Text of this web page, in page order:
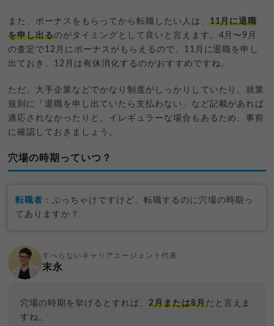
また、ボーナスをもらってから転職したい人は、 11月に退職
を申し出るのがタイミングとして良いと言えます。4月〜9月
の査定で12月にボーナスがもらえるので、11月に退職を申し
出ておき、12月は有休消化するのがおすすめですね。
ただ、大手企業などでかなり制度がしっかりしていたり、就業
規則に「退職を申し出ていたら支払わない」など記載があれば
適応されなかったりと、イレギュラーな場合もあるため、事前
に確認しておきましょう。
穴場の時期っていつ？
転職者 ：ぶっちゃけですけど、転職するのに穴場の時期っ
てありますか？
すべらないキャリアエージェント代表
末永
穴場の時期を挙げるとすれば、 2月または8月だと言えま
すね。